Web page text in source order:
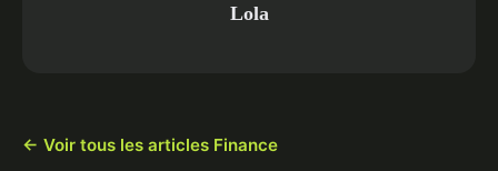
Lola
← Voir tous les articles Finance